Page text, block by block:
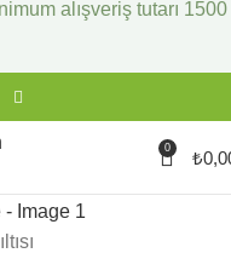
0 ₺
alışveriş tutarı 1500